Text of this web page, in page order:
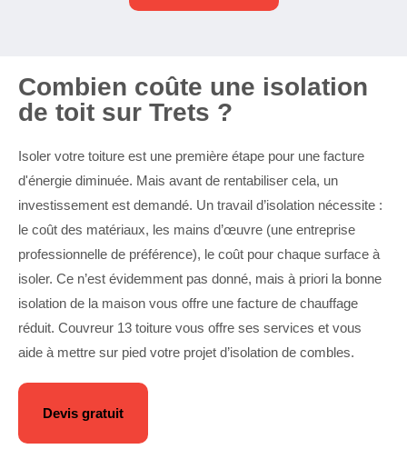
Combien coûte une isolation
de toit sur Trets ?
Isoler votre toiture est une première étape pour une facture
d'énergie diminuée. Mais avant de rentabiliser cela, un
investissement est demandé. Un travail d’isolation nécessite :
le coût des matériaux, les mains d’œuvre (une entreprise
professionnelle de préférence), le coût pour chaque surface à
isoler. Ce n’est évidemment pas donné, mais à priori la bonne
isolation de la maison vous offre une facture de chauffage
réduit. Couvreur 13 toiture vous offre ses services et vous
aide à mettre sur pied votre projet d’isolation de combles.
Devis gratuit